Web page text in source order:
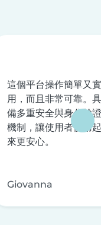
這個平台操作簡單又實
用，而且非常可靠。具
備多重安全與身分驗證
機制，讓使用者使用起
來更安心。
Giovanna